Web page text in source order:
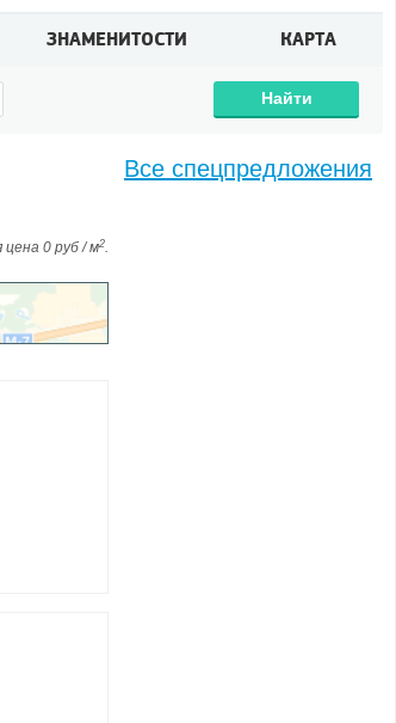
ЗНАМЕНИТОСТИ КАРТА
Найти
0 руб / м2.
Все спецпредложения